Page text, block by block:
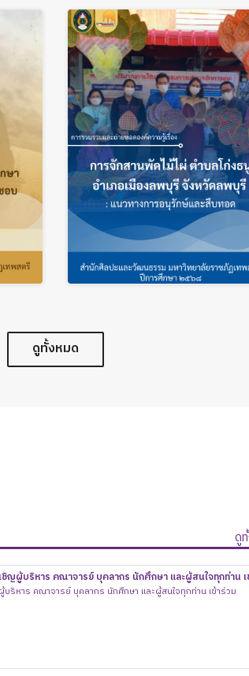
ดูทั้งหมด
ดู
ญผู้บริหาร คณาจารย์ บุคลากร นักศึกษา และผู้สนใจทุกท่าน เ
ในเทศกาลสงกรานต์” 🌸
หาร คณาจารย์ บุคลากร นักศึกษา และผู้สนใจทุกท่าน เข้าร่วม